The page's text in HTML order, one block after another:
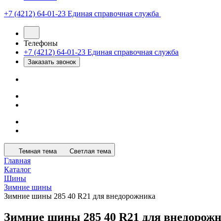
+7 (4212) 64-01-23 Единая справочная служба
Телефоны
+7 (4212) 64-01-23 Единая справочная служба
Заказать звонок
Темная тема Светлая тема
Главная
Каталог
Шины
Зимние шины
Зимние шины 285 40 R21 для внедорожника
Зимние шины 285 40 R21 для